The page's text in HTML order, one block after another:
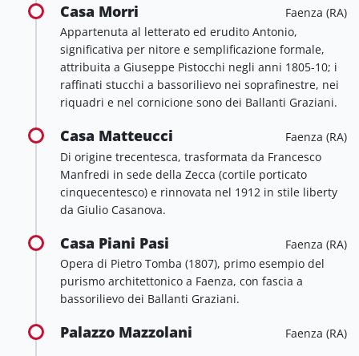
Casa Morri
Faenza (RA)
Appartenuta al letterato ed erudito Antonio,
significativa per nitore e semplificazione formale,
attribuita a Giuseppe Pistocchi negli anni 1805-10; i
raffinati stucchi a bassorilievo nei soprafinestre, nei
riquadri e nel cornicione sono dei Ballanti Graziani.
Casa Matteucci
Faenza (RA)
Di origine trecentesca, trasformata da Francesco
Manfredi in sede della Zecca (cortile porticato
cinquecentesco) e rinnovata nel 1912 in stile liberty
da Giulio Casanova.
Casa Piani Pasi
Faenza (RA)
Opera di Pietro Tomba (1807), primo esempio del
purismo architettonico a Faenza, con fascia a
bassorilievo dei Ballanti Graziani.
Palazzo Mazzolani Faenza (RA)